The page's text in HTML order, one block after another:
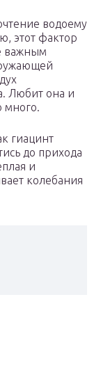
водоему
этот фактор
важным
Любит она и
много.
гиацинт
до прихода
и
колебания